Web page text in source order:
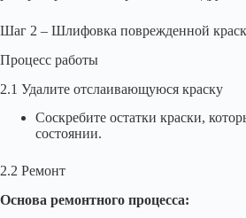
Шаг 2 – Шлифовка поврежденной
Процесс работы
2.1 Удалите отслаивающуюся краску
Соскребите остатки краски,
состоянии.
2.2 Ремонт
Основа ремонтного процесса: